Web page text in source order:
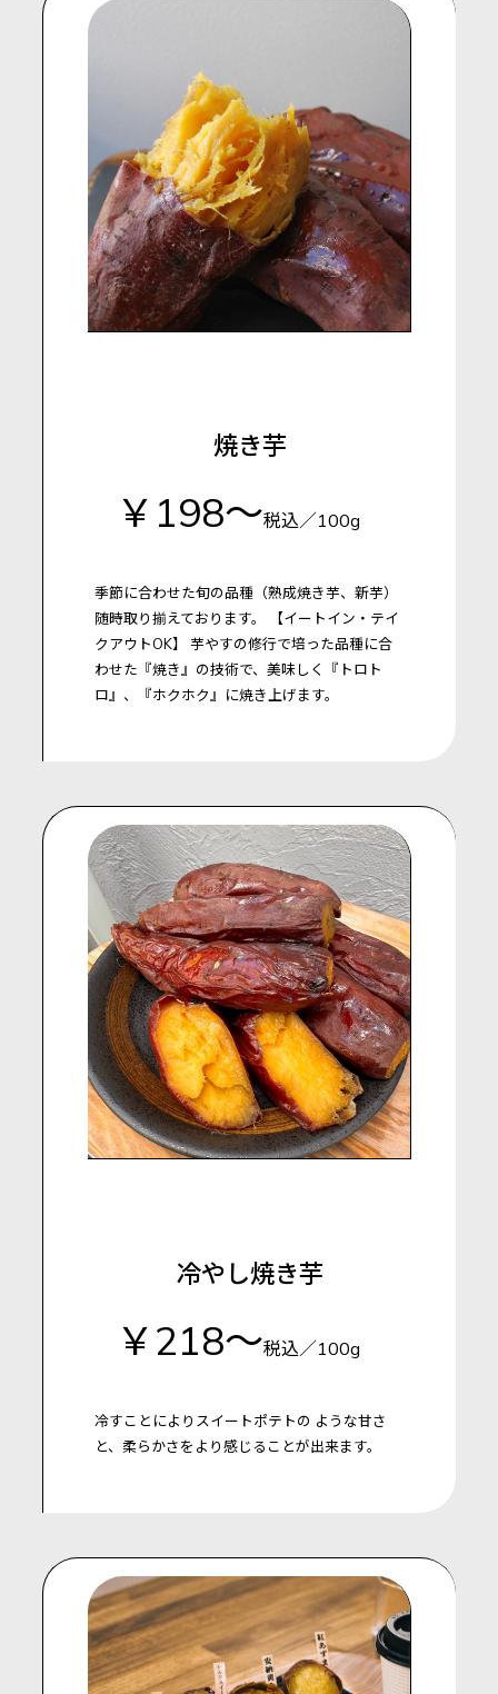
焼き芋
￥198～税込／100g
季節に合わせた旬の品種（熟成焼き芋、新芋）
随時取り揃えております。
【イートイン・テイ
クアウトOK】
芋やすの修行で培った品種に合
わせた『焼き』の技術で、美味しく『トロト
ロ』、『ホクホク』に焼き上げます。
冷やし焼き芋
￥218～税込／100g
冷すことによりスイートポテトの ような甘さ
と、柔らかさをより感じることが出来ます。